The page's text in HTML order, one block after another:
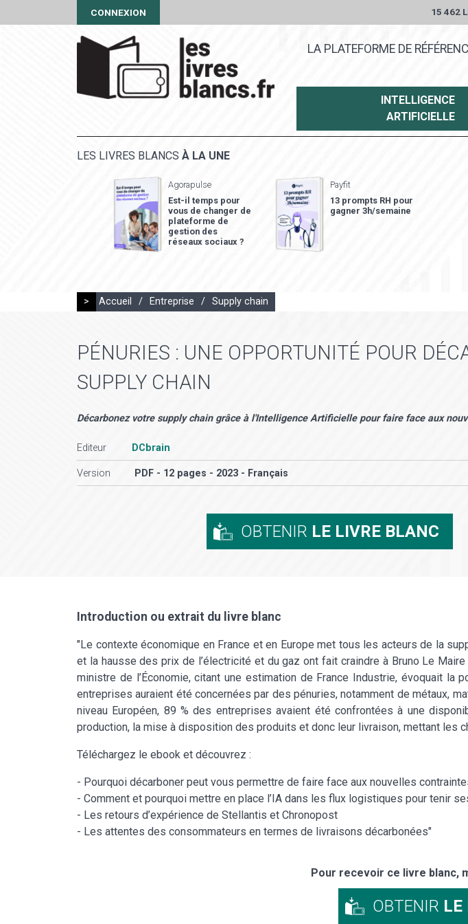
CONNEXION 15 462
LA PLATEFORME DE
INTELLIGENCE
ARTIFICIELLE
LES LIVRES BLANCS À LA UNE
Agorapulse
Est-il temps pour
vous de changer de
plateforme de
gestion des
réseaux sociaux ?
Payfit
13 prompts RH pour
gagner 3h/semaine
> Accueil / Entreprise / Supply chain
PÉNURIES : UNE OPPORTUNITÉ POUR
SUPPLY CHAIN
Décarbonez votre supply chain grâce à l'Intelligence Artificielle pour faire face aux
Editeur DCbrain
Version PDF - 12 pages - 2023 - Français
OBTENIR LE LIVRE BLANC
Introduction ou extrait du livre blanc
"Le contexte économique en France et en Europe met tous les acteurs de la
et la hausse des prix de l’électricité et du gaz ont fait craindre à Bruno Le
ministre de l’Économie, citant une estimation de France Industrie, évoquait la
entreprises auraient été concernées par des pénuries, notamment de métaux,
niveau Européen, 89 % des entreprises avaient été confrontées à une
production, la mise à disposition des produits et donc leur livraison, mettant les
Téléchargez le ebook et découvrez :
- Pourquoi décarboner peut vous permettre de faire face aux nouvelles
- Comment et pourquoi mettre en place l’IA dans les flux logistiques pour tenir
- Les retours d’expérience de Stellantis et Chronopost
- Les attentes des consommateurs en termes de livraisons décarbonées"
Pour recevoir ce livre blanc,
OBTENIR LE